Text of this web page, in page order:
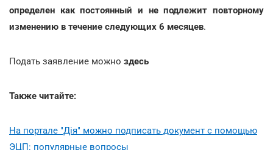
определен как постоянный и не подлежит повторному
изменению в течение следующих 6 месяцев.
Подать заявление можно здесь
Также читайте:
На портале "Дія" можно подписать документ с помощью
ЭЦП: популярные вопросы